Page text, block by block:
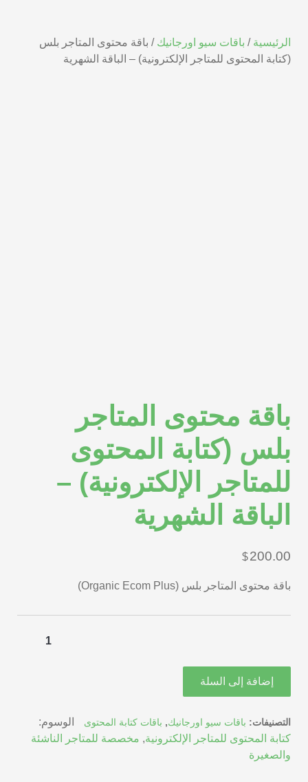
الرئيسية / باقات سيو اورجانيك / باقة محتوى المتاجر بلس
(كتابة المحتوى للمتاجر الإلكترونية) – الباقة الشهرية
باقة محتوى المتاجر
بلس (كتابة المحتوى
للمتاجر الإلكترونية) –
الباقة الشهرية
$200.00
باقة محتوى المتاجر بلس (Organic Ecom Plus)
إضافة إلى السلة
التصنيفات: باقات سيو اورجانيك, باقات كتابة المحتوى
الوسوم:
كتابة المحتوى للمتاجر الإلكترونية, مخصصة للمتاجر الناشئة
والصغيرة